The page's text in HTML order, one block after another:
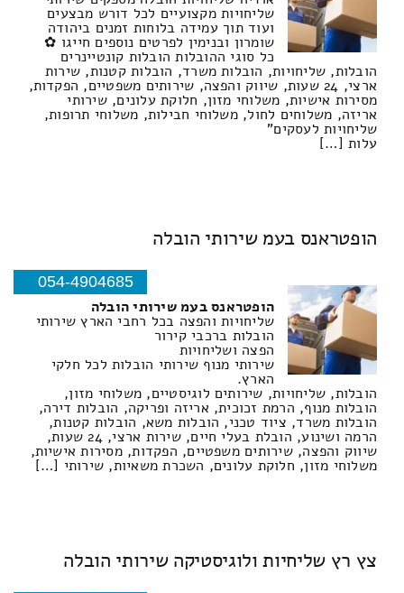
שליחויות מקצועיים לכל דורש מבצעים
ועוד תוך עמידה בלוחות זמנים ביהודה
שומרון ובנימין לפרטים נוספים חייגו ✿
כל סוגי ההובלות הובלות קונטיינרים
הובלות, שליחויות, הובלות משרד, הובלות קטנות, שירות
ארצי, 24 שעות, שיווק והפצה, שירותים משפטיים, הפקדות,
מסירות אישיות, משלוחי מזון, חלוקת עלונים, שירותי
אריזה, משלוחים לחול, משלוחי חבילות, משלוחי תרופות,
שליחויות לעסקים"
עלות […]
הופטראנס בעמ שירותי הובלה
054-4904685
הופטראנס בעמ שירותי הובלה
שליחויות והפצה בכל רחבי הארץ שירותי
הובלות ברכבי קירור
הפצה ושליחויות
שירותי מנוף שירותי הובלות לכל חלקי
הארץ.
הובלות, שליחויות, שירותים לוגיסטיים, משלוחי מזון,
הובלות מנוף, הרמת זכוכית, אריזה ופריקה, הובלות דירה,
הובלות משרד, ציוד טכני, הובלות משא, הובלות קטנות,
הרמה ושינוע, הובלת בעלי חיים, שירות ארצי, 24 שעות,
שיווק והפצה, שירותים משפטיים, הפקדות, מסירות אישיות,
משלוחי מזון, חלוקת עלונים, השכרת משאיות, שירותי […]
צץ רץ שליחיות ולוגיסטיקה שירותי הובלה